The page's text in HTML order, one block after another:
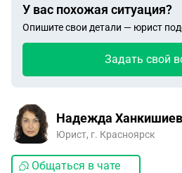
У вас похожая ситуация?
Опишите свои детали — юрист
Задать свой
Надежда
Юрист, г. Красноярск
Общаться в чате